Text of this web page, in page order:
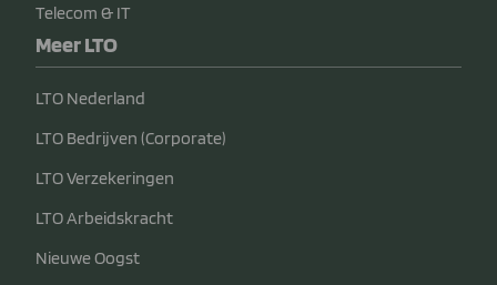
Telecom & IT
Meer LTO
LTO Nederland
LTO Bedrijven (Corporate)
LTO Verzekeringen
LTO Arbeidskracht
Nieuwe Oogst